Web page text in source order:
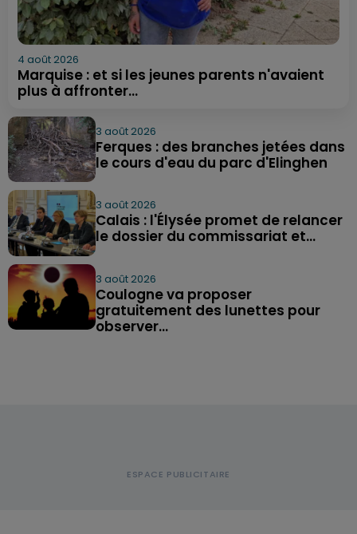
4 août 2026
Marquise : et si les jeunes parents n'avaient
plus à affronter...
3 août 2026
Ferques : des branches jetées dans
le cours d'eau du parc d'Elinghen
3 août 2026
Calais : l'Élysée promet de relancer
le dossier du commissariat et...
3 août 2026
Coulogne va proposer
gratuitement des lunettes pour
observer...